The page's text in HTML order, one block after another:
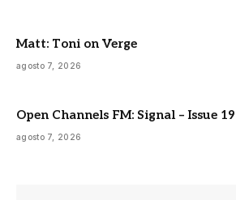
Matt: Toni on Verge
agosto 7, 2026
Open Channels FM: Signal – Issue 19
agosto 7, 2026